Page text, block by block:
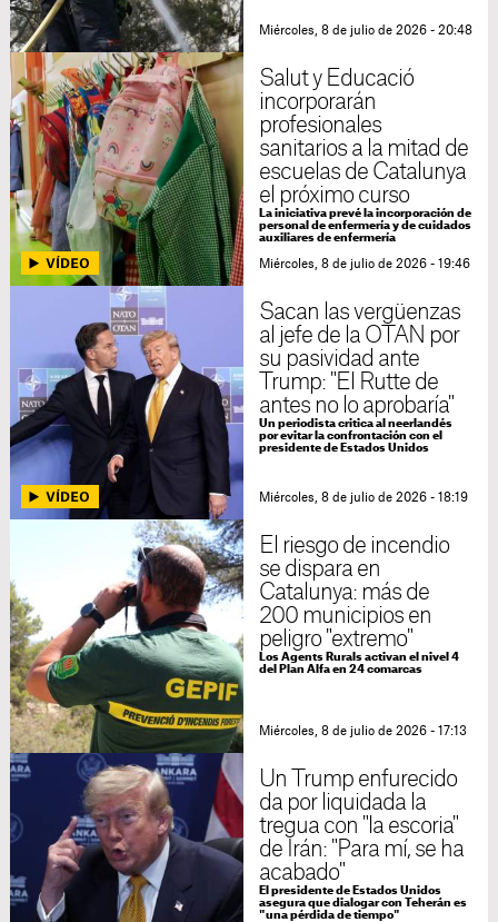
Miércoles, 8 de julio de 2026 - 20:48
Salut y Educació
incorporarán
profesionales
sanitarios a la mitad de
escuelas de Catalunya
el próximo curso
La iniciativa prevé la incorporación de
personal de enfermería y de cuidados
auxiliares de enfermería
Miércoles, 8 de julio de 2026 - 19:46
Sacan las vergüenzas
al jefe de la OTAN por
su pasividad ante
Trump: "El Rutte de
antes no lo aprobaría"
Un periodista critica al neerlandés
por evitar la confrontación con el
presidente de Estados Unidos
Miércoles, 8 de julio de 2026 - 18:19
El riesgo de incendio
se dispara en
Catalunya: más de
200 municipios en
peligro "extremo"
Los Agents Rurals activan el nivel 4
del Plan Alfa en 24 comarcas
Miércoles, 8 de julio de 2026 - 17:13
Un Trump enfurecido
da por liquidada la
tregua con "la escoria"
de Irán: "Para mí, se ha
acabado"
El presidente de Estados Unidos
asegura que dialogar con Teherán es
"una pérdida de tiempo"